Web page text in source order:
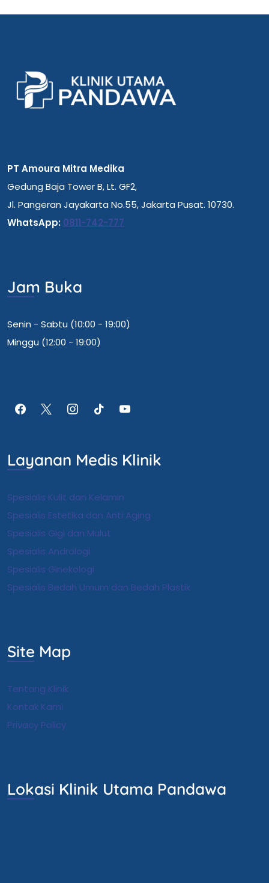
PT Amoura Mitra Medika
Gedung Baja Tower B, Lt. GF2,
Jl. Pangeran Jayakarta No.55, Jakarta Pusat. 10730.
WhatsApp: 0811-742-777
Jam Buka
Senin - Sabtu (10:00 - 19:00)
Minggu (12:00 - 19:00)
Layanan Medis Klinik
Spesialis Kulit dan Kelamin
Spesialis Estetika dan Anti Aging
Spesialis Gigi dan Mulut
Spesialis Andrologi
Spesialis Ginekologi
Spesialis Bedah Umum dan Bedah Plastik
Site Map
Tentang Klinik
Kontak Kami
Privacy Policy
Lokasi Klinik Utama Pandawa